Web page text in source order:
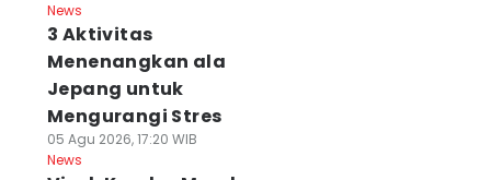
News
3 Aktivitas
Menenangkan ala
Jepang untuk
Mengurangi Stres
05 Agu 2026, 17:20 WIB
News